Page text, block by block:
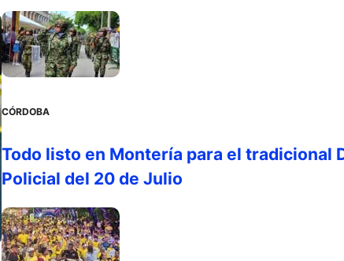
CÓRDOBA
Todo listo en Montería para el tradicional
Policial del 20 de Julio